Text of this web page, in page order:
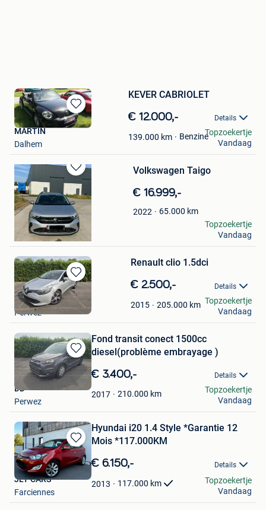
Bewaren
in
KEVER CABRIOLET
€ 12.000,- Details
139.000 km Benzine
MARTIN
Dalhem
Topzoekertje
Vandaag
Bewaren
in
Mijn
Favorieten
Volkswagen Taigo
€ 16.999,-
2022 65.000 km
peugeot
Meulebeke
Topzoekertje
Vandaag
Bewaren
in
Favorieten
Renault clio 1.5dci
€ 2.500,- Details
2015 205.000 km
DD
Perwez
Topzoekertje
Vandaag
Bewaren
in
Mijn
Favorieten
Fond transit conect 1500cc
diesel(problème embrayage )
€ 3.400,- Details
2017 210.000 km
DD
Perwez
Topzoekertje
Vandaag
Bewaren
in
Mijn
Favorieten
Hyundai i20 1.4 Style *Garantie 12
Mois *117.000KM
€ 6.150,- Details
2013 117.000 km
JLT CARS
Farciennes
Topzoekertje
Vandaag